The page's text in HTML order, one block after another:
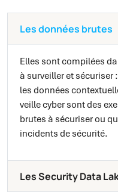
Les données brutes
Elles sont compilées
à surveiller et sécuriser
les données
veille cyber sont des
brutes à sécuriser ou
incidents de sécurité.
Les Security Data